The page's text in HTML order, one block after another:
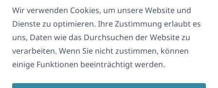
Wir verwenden Cookies, um unsere Website und
Dienste zu optimieren. Ihre Zustimmung erlaubt es
uns, Daten wie das Durchsuchen der Website zu
verarbeiten. Wenn Sie nicht zustimmen, können
einige Funktionen beeinträchtigt werden.
Über WPML
DSGVO & Datenschutzrichtlinie
(öffnet